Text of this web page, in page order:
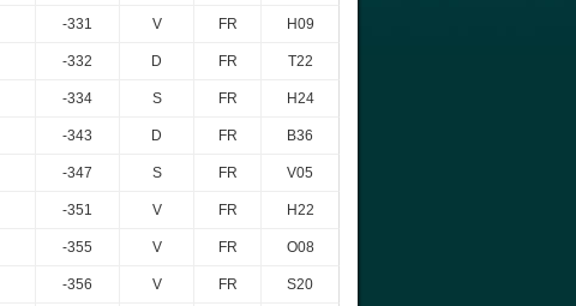
-331 V FR H09
-332 D FR T22
-334 S FR H24
-343 D FR B36
-347 S FR V05
-351 V FR H22
-355 V FR O08
-356 V FR S20